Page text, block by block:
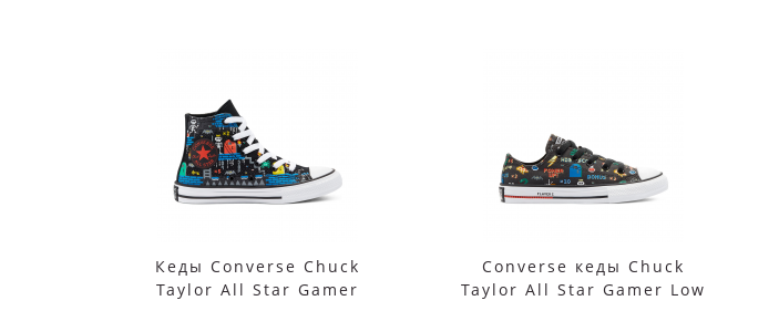
Кеды Converse Chuck
Taylor All Star Gamer
Converse кеды Chuck
Taylor All Star Gamer Low